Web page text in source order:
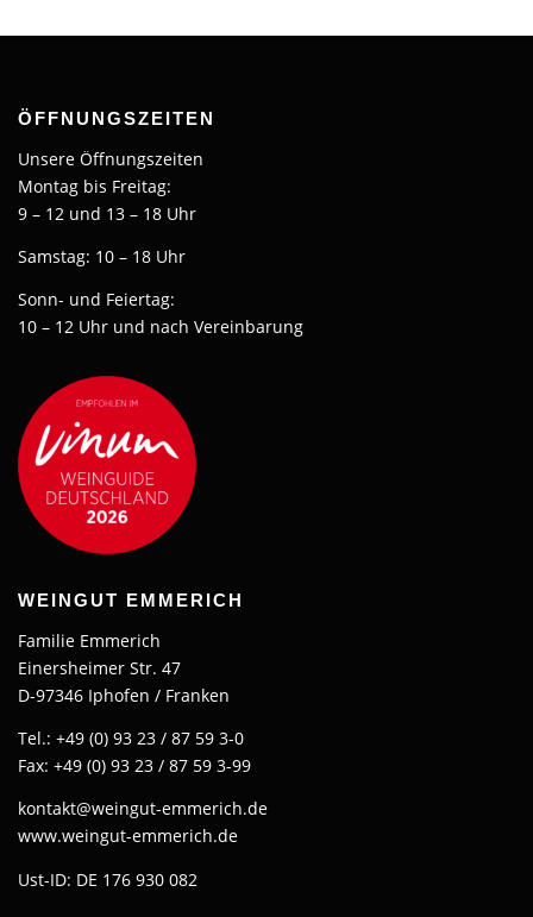
ÖFFNUNGSZEITEN
Unsere Öffnungszeiten
Montag bis Freitag:
9 – 12 und 13 – 18 Uhr
Samstag: 10 – 18 Uhr
Sonn- und Feiertag:
10 – 12 Uhr und nach Vereinbarung
WEINGUT EMMERICH
Familie Emmerich
Einersheimer Str. 47
D-97346 Iphofen / Franken
Tel.: +49 (0) 93 23 / 87 59 3-0
Fax: +49 (0) 93 23 / 87 59 3-99
kontakt@weingut-emmerich.de
www.weingut-emmerich.de
Ust-ID: DE 176 930 082